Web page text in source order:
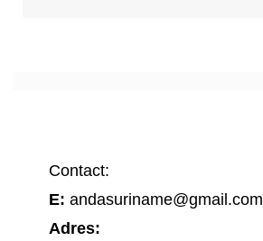
Contact:
E: andasuriname@gmail.com
Adres: